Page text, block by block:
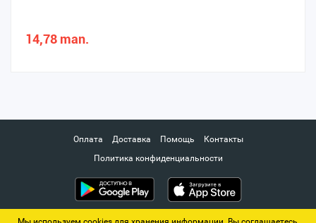
14,78 man.
Оплата Доставка Помощь
Контакты
Политика конфиденциальности